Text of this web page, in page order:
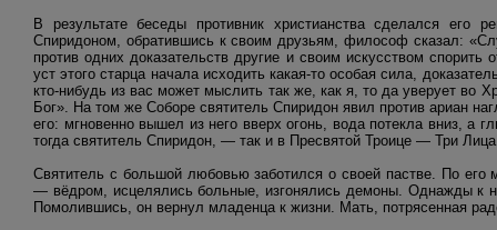
В результате беседы противник христианства сделался
Спиридоном, обратившись к своим друзьям, философ сказал:
против одних доказательств другие и своим искусством
уст этого старца начала исходить какая-то особая сила,
кто-нибудь из вас может мыслить так же, как я, то да уверует во
Бог». На том же Соборе святитель Спиридон явил против ариан
его: мгновенно вышел из него вверх огонь, вода потекла вниз, а
тогда святитель Спиридон, — так и в Пресвятой Троице — Три
Святитель с большой любовью заботился о своей пастве. По
— вёдром, исцелялись больные, изгонялись демоны. Однажды к
Помолившись, он вернул младенца к жизни. Мать, потрясенная